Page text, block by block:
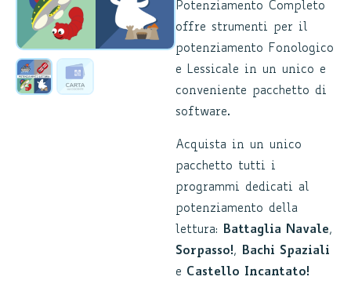
Potenziamento Completo
offre strumenti per il
potenziamento Fonologico
e Lessicale in un unico e
conveniente pacchetto di
software.
Acquista in un unico
pacchetto tutti i
programmi dedicati al
potenziamento della
lettura: Battaglia Navale,
Sorpasso!, Bachi Spaziali
e Castello Incantato!